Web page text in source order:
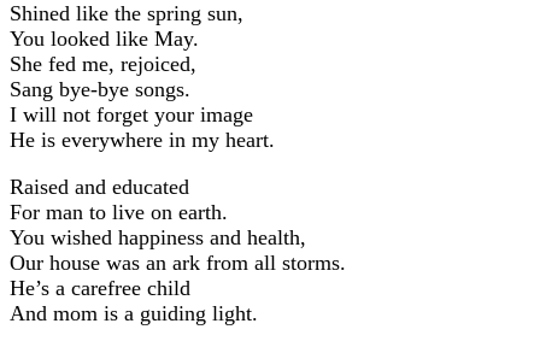
Shined like the spring sun,
You looked like May.
She fed me, rejoiced,
Sang bye-bye songs.
I will not forget your image
He is everywhere in my heart.
Raised and educated
For man to live on earth.
You wished happiness and health,
Our house was an ark from all storms.
He’s a carefree child
And mom is a guiding light.